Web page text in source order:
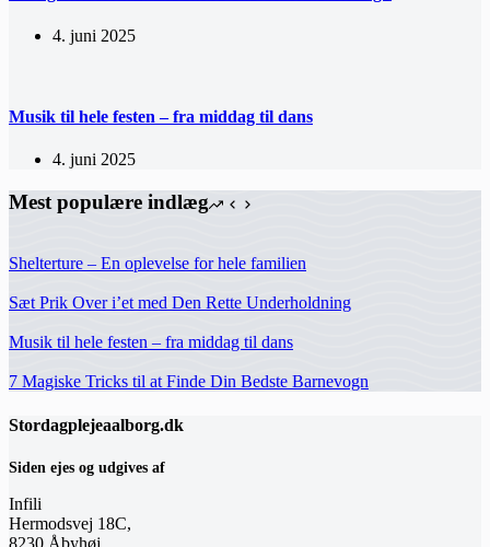
4. juni 2025
Musik til hele festen – fra middag til dans
4. juni 2025
Mest populære indlæg
Shelterture – En oplevelse for hele familien
Sæt Prik Over i’et med Den Rette Underholdning
Musik til hele festen – fra middag til dans
7 Magiske Tricks til at Finde Din Bedste Barnevogn
Stordagplejeaalborg.dk
Siden ejes og udgives af
Infili
Hermodsvej 18C,
8230 Åbyhøj